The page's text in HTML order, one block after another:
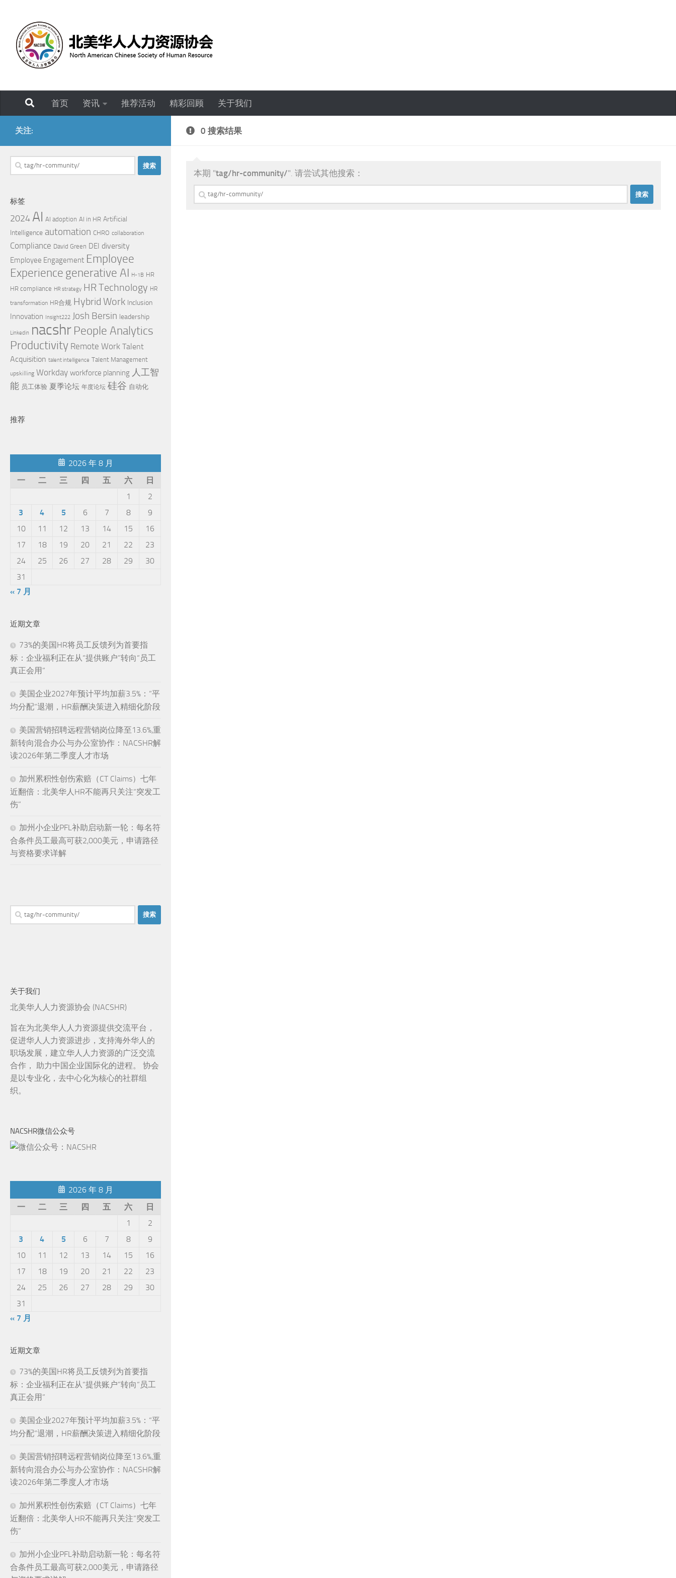
首页 资讯 推荐活动 精彩回顾 关于我们
0 搜索结果
本期 "tag/hr-community/". 请尝试其他搜索：
搜
索：
关注:
搜
索：
标签
2024 AI AI adoption AI in HR Artificial
Intelligence automation CHRO collaboration
Compliance David Green DEI diversity
Employee Engagement Employee
Experience generative AI H-1B HR
HR compliance HR strategy HR Technology HR
transformation HR合规 Hybrid Work Inclusion
Innovation Insight222 Josh Bersin leadership
Linkedin nacshr People Analytics
Productivity Remote Work Talent
Acquisition talent intelligence Talent Management
upskilling Workday workforce planning 人工智
能 员工体验 夏季论坛 年度论坛 硅谷 自动化
推荐
2026 年 8 月
一
二 三 四 五 六
日
1
2
3
4 5 6 7 8
9
10
11 12 13 14 15
16
17
18 19 20 21 22
23
24
25 26 27 28 29
30
31
« 7 月
近期文章
73%的美国HR将员工反馈列为首要指
标：企业福利正在从“提供账户”转向“员工
真正会用”
美国企业2027年预计平均加薪3.5%：“平
均分配”退潮，HR薪酬决策进入精细化阶段
美国营销招聘远程营销岗位降至13.6%,重
新转向混合办公与办公室协作：NACSHR解
读2026年第二季度人才市场
加州累积性创伤索赔（CT Claims）七年
近翻倍：北美华人HR不能再只关注“突发工
伤”
加州小企业PFL补助启动新一轮：每名符
合条件员工最高可获2,000美元，申请路径
与资格要求详解
搜
索：
关于我们
北美华人人力资源协会 (NACSHR)
旨在为北美华人人力资源提供交流平台，
促进华人人力资源进步，支持海外华人的
职场发展，建立华人人力资源的广泛交流
合作， 助力中国企业国际化的进程。 协会
是以专业化，去中心化为核心的社群组
织。
NACSHR微信公众号
2026 年 8 月
一
二 三 四 五 六
日
1
2
3
4 5 6 7 8
9
10
11 12 13 14 15
16
17
18 19 20 21 22
23
24
25 26 27 28 29
30
31
« 7 月
近期文章
73%的美国HR将员工反馈列为首要指
标：企业福利正在从“提供账户”转向“员工
真正会用”
美国企业2027年预计平均加薪3.5%：“平
均分配”退潮，HR薪酬决策进入精细化阶段
美国营销招聘远程营销岗位降至13.6%,重
新转向混合办公与办公室协作：NACSHR解
读2026年第二季度人才市场
加州累积性创伤索赔（CT Claims）七年
近翻倍：北美华人HR不能再只关注“突发工
伤”
加州小企业PFL补助启动新一轮：每名符
合条件员工最高可获2,000美元，申请路径